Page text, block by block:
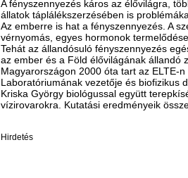
A fényszennyezés káros az élővilágra,
állatok táplálékszerzésében is
Az emberre is hat a fényszennyezés. A
vérnyomás, egyes hormonok
Tehát az állandósuló fényszennyezés
az ember és a Föld élővilágának állandó
Magyarországon 2000 óta tart az ELTE-
Laboratóriumának vezetője és biofizikus
Kriska György biológussal együtt
vízirovarokra. Kutatási eredményeik
Hirdetés